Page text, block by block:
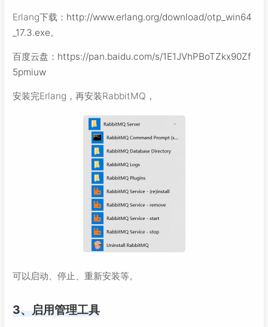
Erlang下载： http://www.erlang.org/download/otp_win64
_17.3.exe。
百度云盘： https://pan.baidu.com/s/1E1JVhPBoTZkx90Zf
5pmiuw
安装完Erlang，再安装RabbitMQ，
可以启动、停止、重新安装等。
3、启用管理工具